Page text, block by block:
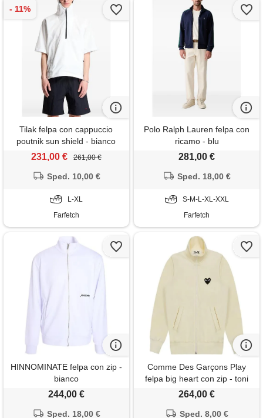
Tilak felpa con cappuccio
poutnik sun shield - bianco
231,00 € 261,00 €
Sped. 10,00 €
L-XL
Farfetch
Polo Ralph Lauren felpa con
ricamo - blu
281,00 €
Sped. 18,00 €
S-M-L-XL-XXL
Farfetch
HINNOMINATE felpa con zip -
bianco
244,00 €
Sped. 18,00 €
Comme Des Garçons Play
felpa big heart con zip - toni
neutri
264,00 €
Sped. 8,00 €